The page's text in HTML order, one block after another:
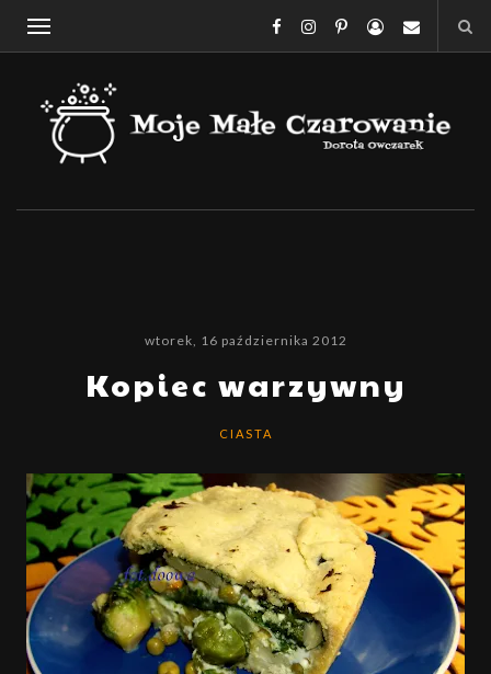
wtorek, 16 października 2012
Kopiec warzywny
CIASTA